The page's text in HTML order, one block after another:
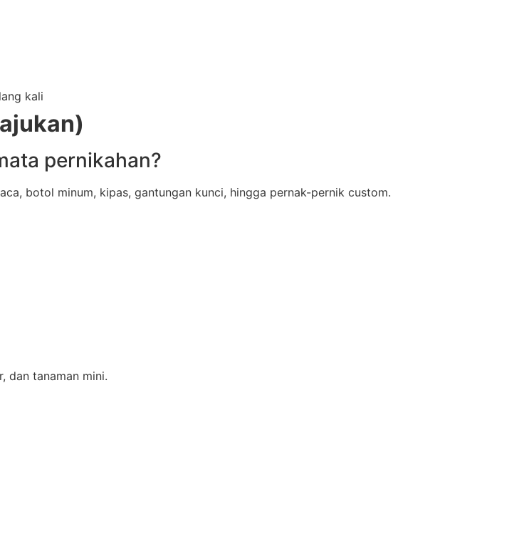
kali
pernikahan?
botol minum, kipas, gantungan kunci, hingga pernak-pernik custom.
dan tanaman mini.